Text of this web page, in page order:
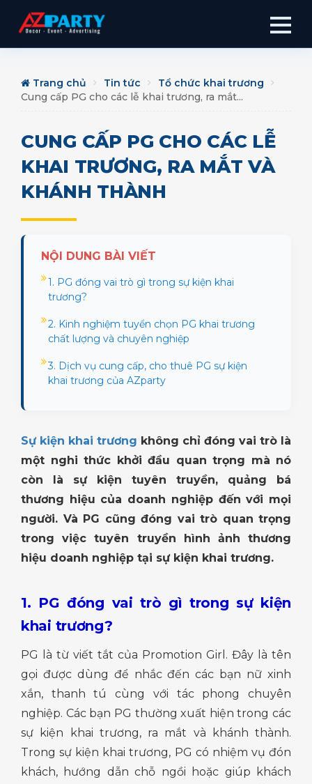
Trang chủ Tin tức
Tổ chức khai trương
Cung cấp PG cho các lễ khai trương, ra mắt...
CUNG CẤP PG CHO CÁC LỄ
KHAI TRƯƠNG, RA MẮT VÀ
KHÁNH THÀNH
NỘI DUNG BÀI VIẾT
1. PG đóng vai trò gì trong sự kiện khai
trương?
2. Kinh nghiệm tuyển chọn PG khai trương
chất lượng và chuyên nghiệp
3. Dịch vụ cung cấp, cho thuê PG sự kiện
khai trương của AZparty
Sự kiện khai trương không chỉ đóng vai trò là
một nghi thức khởi đầu quan trọng mà nó
còn là sự kiện tuyên truyền, quảng bá
thương hiệu của doanh nghiệp đến với mọi
người. Và PG cũng đóng vai trò quan trọng
trong việc tuyên truyền hình ảnh thương
hiệu doanh nghiệp tại sự kiện khai trương.
1. PG đóng vai trò gì trong sự kiện
khai trương?
PG là từ viết tắt của Promotion Girl. Đây là tên
gọi được dùng để nhắc đến các bạn nữ xinh
xắn, thanh tú cùng với tác phong chuyên
nghiệp. Các bạn PG thường xuất hiện trong các
sự kiện khai trương, ra mắt và khánh thành.
Trong sự kiện khai trương, PG có nhiệm vụ đón
khách, hướng dẫn chỗ ngồi hoặc giúp khách